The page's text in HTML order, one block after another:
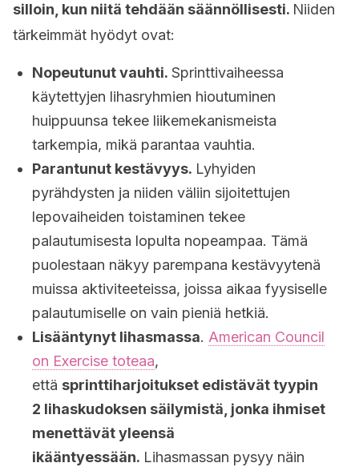
silloin, kun niitä tehdään säännöllisesti. Niiden
tärkeimmät hyödyt ovat:
Nopeutunut vauhti. Sprinttivaiheessa
käytettyjen lihasryhmien hioutuminen
huippuunsa tekee liikemekanismeista
tarkempia, mikä parantaa vauhtia.
Parantunut kestävyys. Lyhyiden
pyrähdysten ja niiden väliin sijoitettujen
lepovaiheiden toistaminen tekee
palautumisesta lopulta nopeampaa. Tämä
puolestaan näkyy parempana kestävyytenä
muissa aktiviteeteissa, joissa aikaa fyysiselle
palautumiselle on vain pieniä hetkiä.
Lisääntynyt lihasmassa. American Council
on Exercise toteaa,
että sprinttiharjoitukset edistävät tyypin
2 lihaskudoksen säilymistä, jonka ihmiset
menettävät yleensä
ikääntyessään. Lihasmassan pysyy näin